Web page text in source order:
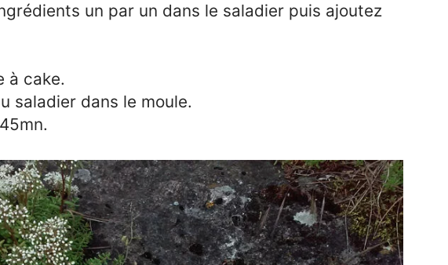
un par un dans le saladier puis ajoutez
à cake.
saladier dans le moule.